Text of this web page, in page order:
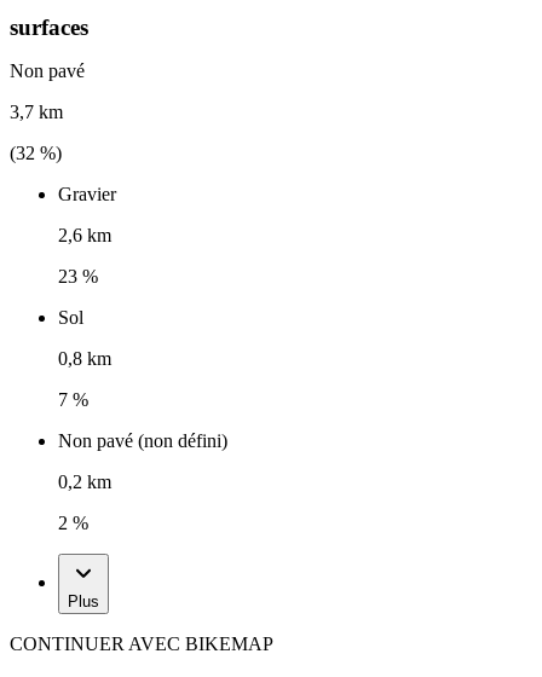
surfaces
Non pavé
3,7 km
(32 %)
Gravier
2,6 km
23 %
Sol
0,8 km
7 %
Non pavé (non défini)
0,2 km
2 %
Plus
CONTINUER AVEC BIKEMAP